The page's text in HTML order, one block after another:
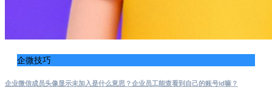
企微技巧
企业微信成员头像显示未加入是什么意思？企业员工能查看到自己的账号id嘛？